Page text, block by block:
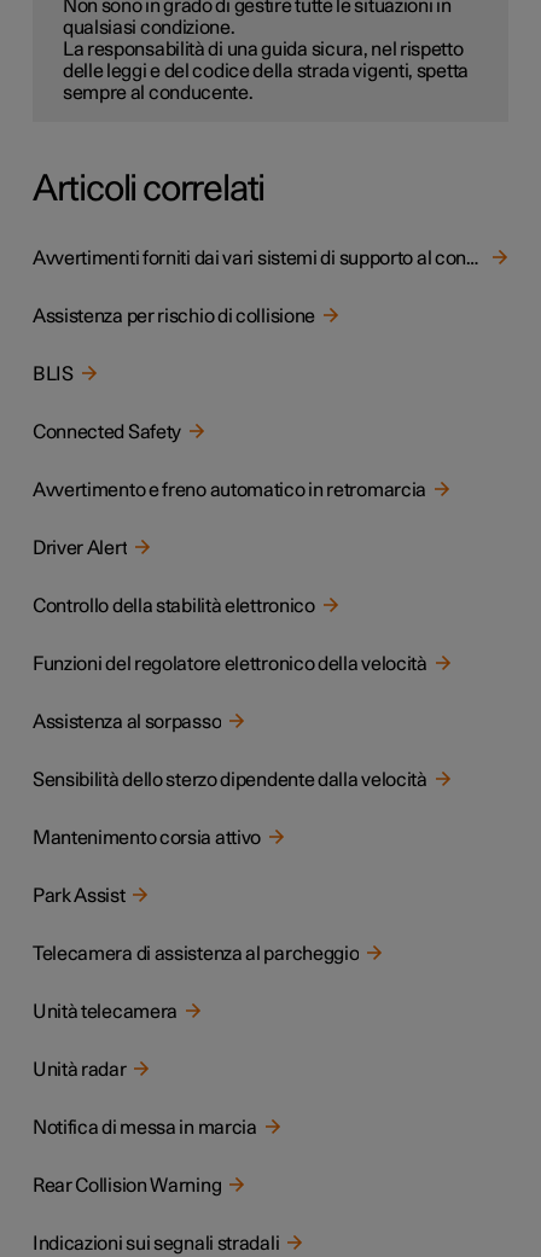
Non sono in grado di gestire tutte le situazioni in
qualsiasi condizione.
La responsabilità di una guida sicura, nel rispetto
delle leggi e del codice della strada vigenti, spetta
sempre al conducente.
Articoli correlati
Avvertimenti forniti dai vari sistemi di supporto al conducente
Assistenza per rischio di collisione
BLIS
Connected Safety
Avvertimento e freno automatico in retromarcia
Driver Alert
Controllo della stabilità elettronico
Funzioni del regolatore elettronico della velocità
Assistenza al sorpasso
Sensibilità dello sterzo dipendente dalla velocità
Mantenimento corsia attivo
Park Assist
Telecamera di assistenza al parcheggio
Unità telecamera
Unità radar
Notifica di messa in marcia
Rear Collision Warning
Indicazioni sui segnali stradali